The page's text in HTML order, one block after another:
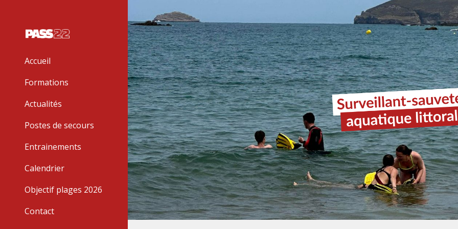
Skip to
Accueil
Formations
Actualités
Postes de secours
Entrainements
Calendrier
Objectif plages 2026
Contact